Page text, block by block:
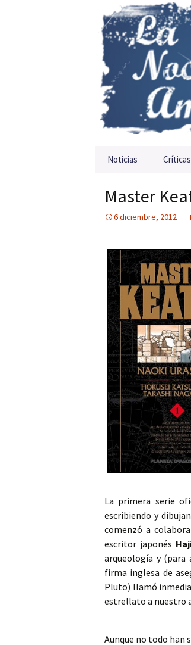
Saltar al contenido
Noticias Críticas
Master
6 diciembre, 2012
La primera serie
escribiendo y
comenzó a
escritor japonés
arqueología y (para
firma inglesa de
Pluto) llamó
estrellato a nuestro
Aunque no todo han